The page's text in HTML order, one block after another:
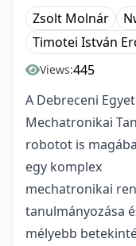
Zsolt Molnár
Timotei István
Views:445
A Debreceni
Mechatronikai
robotot is
egy komplex
mechatronikai
tanulmányozása
mélyebb